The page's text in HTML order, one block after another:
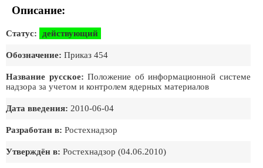
Описание:
Статус: действующий
Обозначение: Приказ 454
Название русское: Положение об информационной системе
надзора за учетом и контролем ядерных материалов
Дата введения: 2010-06-04
Разработан в: Ростехнадзор
Утверждён в: Ростехнадзор (04.06.2010)